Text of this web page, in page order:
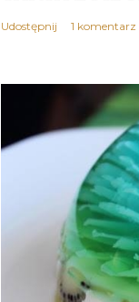
Udostępnij 1 komentarz